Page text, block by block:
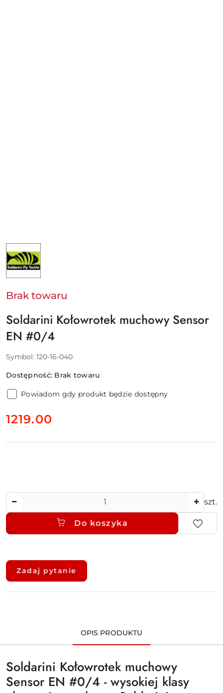
NAZWA
PRODUCENTA:
SOLDARINI
Brak towaru
Soldarini Kołowrotek muchowy Sensor
EN #0/4
Symbol: 120-16-040
Dostępność: Brak towaru
Powiadom gdy produkt będzie dostępny
cena:
1219.00
szt.
Do koszyka
Dostępność
dostawa
Zadaj pytanie
OPIS PRODUKTU
Soldarini Kołowrotek muchowy
Sensor EN #0/4 - wysokiej klasy